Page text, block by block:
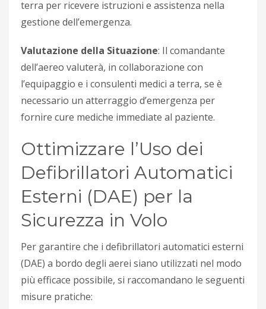
terra per ricevere istruzioni e assistenza nella
gestione dell’emergenza.
Valutazione della Situazione: Il comandante
dell’aereo valuterà, in collaborazione con
l’equipaggio e i consulenti medici a terra, se è
necessario un atterraggio d’emergenza per
fornire cure mediche immediate al paziente.
Ottimizzare l’Uso dei
Defibrillatori Automatici
Esterni (DAE) per la
Sicurezza in Volo
Per garantire che i defibrillatori automatici esterni
(DAE) a bordo degli aerei siano utilizzati nel modo
più efficace possibile, si raccomandano le seguenti
misure pratiche: